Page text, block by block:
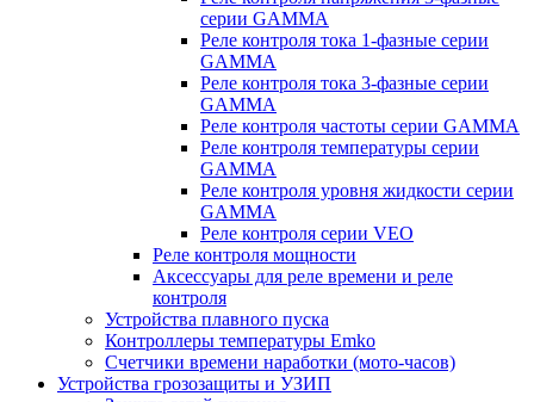
серии GAMMA
Реле контроля тока 1-фазные серии
GAMMA
Реле контроля тока 3-фазные серии
GAMMA
Реле контроля частоты серии GAMMA
Реле контроля температуры серии
GAMMA
Реле контроля уровня жидкости серии
GAMMA
Реле контроля серии VEO
Реле контроля мощности
Аксессуары для реле времени и реле
контроля
Устройства плавного пуска
Контроллеры температуры Emko
Счетчики времени наработки (мото-часов)
Устройства грозозащиты и УЗИП